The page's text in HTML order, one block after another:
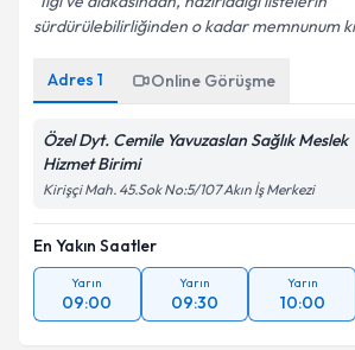
İlgi ve alakasından, hazırladığı listelerin
sürdürülebilirliğinden o kadar memnunum
Adres 1 Online Görüşme
Özel Dyt. Cemile Yavuzaslan Sağlık Meslek
Hizmet Birimi
Kirişçi Mah. 45.Sok No:5/107 Akın İş Merkezi
En Yakın Saatler
Yarın
09:00
Yarın
09:30
Yarın
10:00